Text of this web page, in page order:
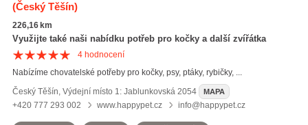
(Český Těšín)
226,16 km
Využijte také naši nabídku potřeb pro kočky a další zvířátka
4hodnocení
Nabízíme chovatelské potřeby pro kočky, psy, ptáky, rybičky, ...
Český Těšín, Výdejní místo 1: Jablunkovská 2054 MAPA
+420 777 293 002 www.happypet.cz info@happypet.cz